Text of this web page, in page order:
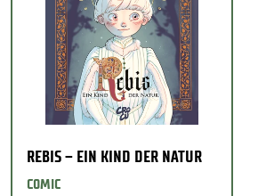
REBIS – EIN KIND DER NATUR
COMIC